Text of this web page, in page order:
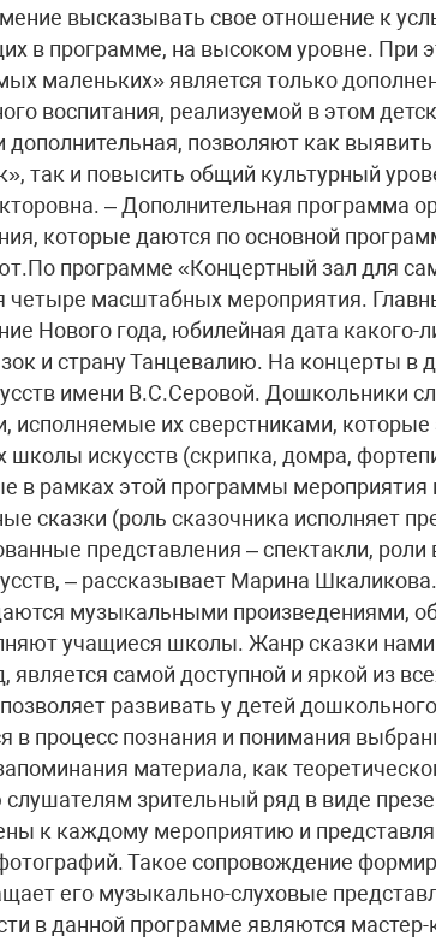
высказывать свое отношение к
в программе, на высоком уровне. При
маленьких» является только
воспитания, реализуемой в этом
дополнительная, позволяют как
так и повысить общий культурный
– Дополнительная программа
которые даются по основной
программе «Концертный зал для
четыре масштабных мероприятия.
Нового года, юбилейная дата какого-
и страну Танцевалию. На концерты в
имени В.С.Серовой. Дошкольники
исполняемые их сверстниками,
школы искусств (скрипка, домра,
в рамках этой программы мероприятия
сказки (роль сказочника исполняет
представления – спектакли,
– рассказывает Марина
музыкальными произведениями,
учащиеся школы. Жанр сказки нами
является самой доступной и яркой из
развивать у детей
в процесс познания и понимания
материала, как
зрительный ряд в виде
к каждому мероприятию и
Такое сопровождение
его музыкально-слуховые
в данной программе являются